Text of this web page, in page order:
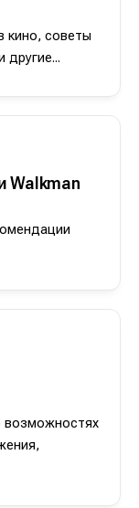
кино, советы
другие...
Walkman
возможностях